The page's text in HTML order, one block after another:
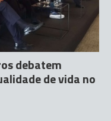
debatem
de vida no